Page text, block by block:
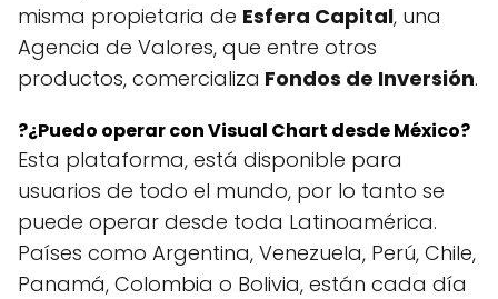
misma propietaria de Esfera Capital, una
Agencia de Valores, que entre otros
productos, comercializa Fondos de Inversión.
?¿Puedo operar con Visual Chart desde México?
Esta plataforma, está disponible para
usuarios de todo el mundo, por lo tanto se
puede operar desde toda Latinoamérica.
Países como Argentina, Venezuela, Perú, Chile,
Panamá, Colombia o Bolivia, están cada día